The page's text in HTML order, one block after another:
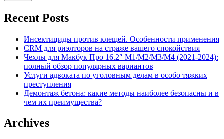
Recent Posts
Инсектициды против клещей. Особенности применения
CRM для риэлторов на страже вашего спокойствия
Чехлы для Макбук Про 16.2″ M1/M2/M3/M4 (2021-2024):
полный обзор популярных вариантов
Услуги адвоката по уголовным делам в особо тяжких
преступления
Демонтаж бетона: какие методы наиболее безопасны и в
чем их преимущества?
Archives